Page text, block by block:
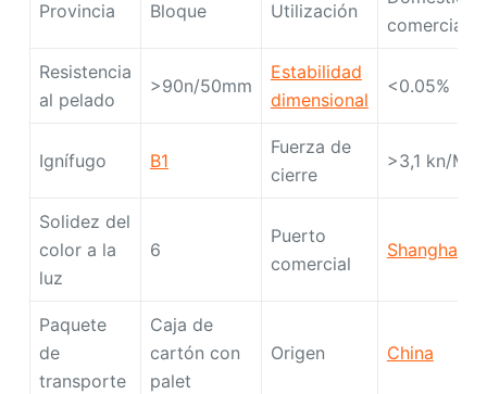
Provincia Bloque Utilización
comercial
Resistencia
al pelado
>90n/50mm
Estabilidad
dimensional
<0.05%
Ignífugo B1
Fuerza de
cierre
>3,1 kn/M
Solidez del
color a la
luz
6
Puerto
comercial
Shanghai
Paquete
de
transporte
Caja de
cartón con
palet
Origen China